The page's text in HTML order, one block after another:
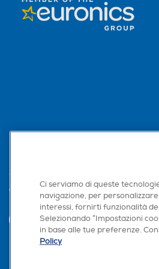
Trova negozio
Ci serviamo di queste
navigazione, per
interessi, fornirti funzionalità
Selezionando “Impostazioni
in base alle tue preferenze.
Policy